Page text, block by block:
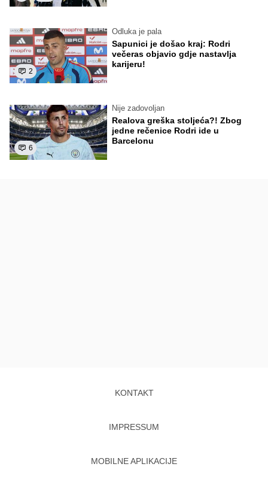
2
Odluka je pala
Sapunici je došao kraj: Rodri
večeras objavio gdje nastavlja
karijeru!
6
Nije zadovoljan
Realova greška stoljeća?! Zbog
jedne rečenice Rodri ide u
Barcelonu
KONTAKT
IMPRESSUM
MOBILNE APLIKACIJE